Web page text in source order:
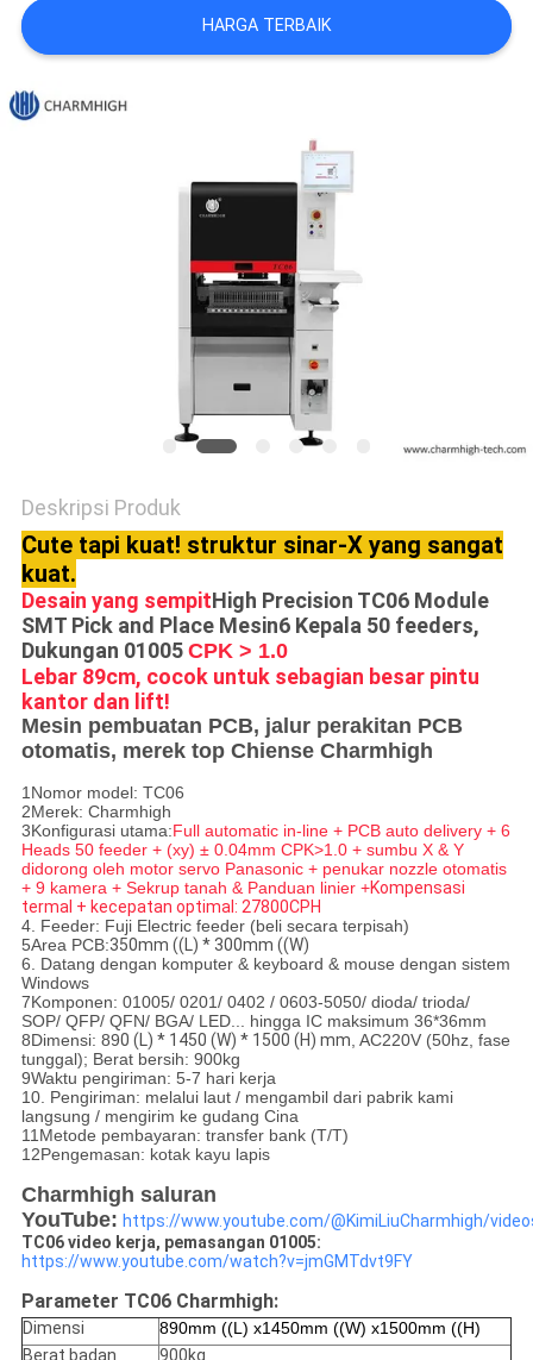
ON
LINE
HARGA TERBAIK
Deskripsi Produk
Cute tapi kuat! struktur sinar-X yang sangat
kuat.
Desain yang sempitHigh Precision TC06 Module
SMT Pick and Place Mesin6 Kepala 50 feeders,
Dukungan 01005 CPK > 1.0
Lebar 89cm, cocok untuk sebagian besar pintu
kantor dan lift!
Mesin pembuatan PCB, jalur perakitan PCB
otomatis, merek top Chiense Charmhigh
1Nomor model: TC06
2Merek: Charmhigh
3Konfigurasi utama:Full automatic in-line + PCB auto delivery + 6
Heads 50 feeder + (xy) ± 0.04mm CPK>1.0 + sumbu X & Y
didorong oleh motor servo Panasonic + penukar nozzle otomatis
+ 9 kamera + Sekrup tanah & Panduan linier +Kompensasi
termal + kecepatan optimal: 27800CPH
4. Feeder: Fuji Electric feeder (beli secara terpisah)
5Area PCB:350mm ((L) * 300mm ((W)
6. Datang dengan komputer & keyboard & mouse dengan sistem
Windows
7Komponen: 01005/ 0201/ 0402 / 0603-5050/ dioda/ trioda/
SOP/ QFP/ QFN/ BGA/ LED... hingga IC maksimum 36*36mm
8Dimensi: 890 (L) * 1450 (W) * 1500 (H) mm, AC220V (50hz, fase
tunggal); Berat bersih: 900kg
9Waktu pengiriman: 5-7 hari kerja
10. Pengiriman: melalui laut / mengambil dari pabrik kami
langsung / mengirim ke gudang Cina
11Metode pembayaran: transfer bank (T/T)
12Pengemasan: kotak kayu lapis
Charmhigh saluran
YouTube: https://www.youtube.com/@KimiLiuCharmhigh/
TC06 video kerja, pemasangan 01005:
https://www.youtube.com/watch?v=jmGMTdvt9FY
Parameter TC06 Charmhigh:
Dimensi
890mm ((L) x1450mm ((W) x1500mm ((H)
Berat badan
900kg